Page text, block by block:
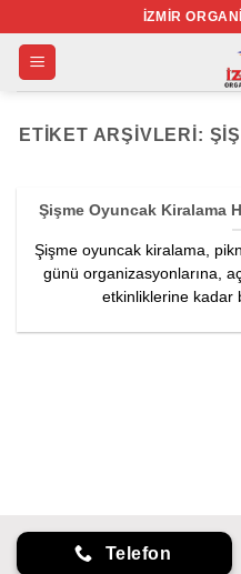
atla
İZMIR
ETIKET ARŞIVLERI:
Şişme Oyuncak Kiralama
Şişme oyuncak kiralama,
günü organizasyonlarına,
etkinliklerine kadar
Telefon